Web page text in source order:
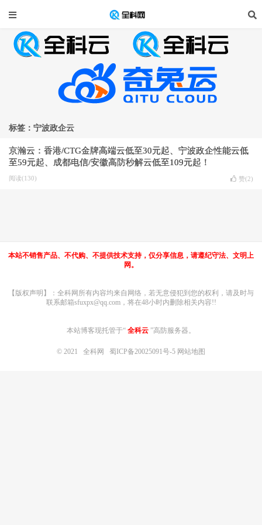
标签：宁波政企云
京瀚云：香港/CTG金牌高端云低至30元起、宁波政企性能云低
至59元起、成都电信/安徽高防秒解云低至109元起！
阅读(130) 赞(2)
本站不销售产品、不代购、不提供技术支持，仅分享信息，请遵纪守法、文明上
网。
【版权声明】：全科网所有内容均来自网络，若无意侵犯到您的权利，请及时与
联系邮箱sfuxpx@qq.com，将在48小时内删除相关内容!!
本站博客现托管于“ 全科云 ”高防服务器。
© 2021 全科网 蜀ICP备20025091号-5 网站地图